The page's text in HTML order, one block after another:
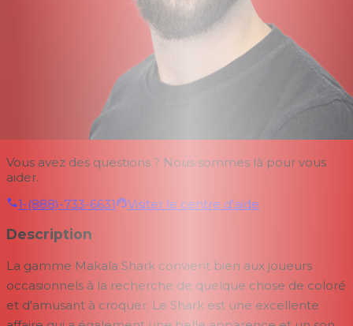
Vous avez des questions ? Nous sommes là pour vous
aider.
1-(888)-733-6631
Visiter le centre d'aide
Description
La gamme Makala Shark convient bien aux joueurs
occasionnels à la recherche de quelque chose de coloré
et d'amusant à croquer. Le Shark est une excellente